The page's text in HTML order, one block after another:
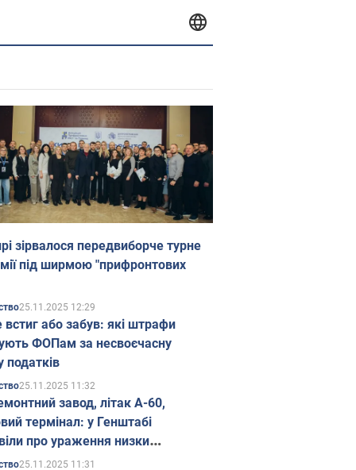
зірвалося передвиборче турне
під ширмою "прифронтових
25.11.2025 12:29
встиг або забув: які штрафи
ФОПам за несвоєчасну
податків
25.11.2025 11:32
завод, літак А-60,
термінал: у Генштабі
про ураження низки
об'єктів Росії
25.11.2025 11:31